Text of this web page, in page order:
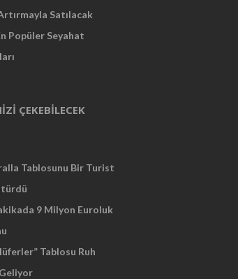
Satılacak
Popüler Seyahat
ÇEKEBILECEK
Tablosunu Bir Turist
9 Milyon Euroluk
Tablosu Ruh